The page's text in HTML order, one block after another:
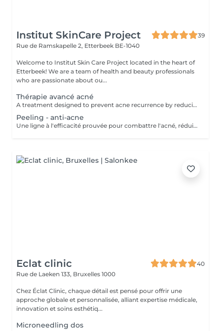
Institut SkinCare Project
39
Rue de Ramskapelle 2, Etterbeek BE-1040
Welcome to Institut Skin Care Project located in the heart of
Etterbeek! We are a team of health and beauty professionals
who are passionate about ou...
Thérapie avancé acné
A treatment designed to prevent acne recurrence by reducing the activity of the sebaceous glands and killing acne germs. It is a photosensitiser, suitable for multiple uses. It is a product based on methylaminolevulinate HCl, which acts and is activated by the power of red phototherapy. It can treat moderate to severe acne, actinic keratosis, rosacea and other skin blemishes. This treatment can be combined with plasma jet and microneedling.
Peeling - anti-acne
Une ligne à l'efficacité prouvée pour combattre l'acné, réduire l'inflammation, éliminer les excès de sébum et surtout pour purifier la peau.
Eclat clinic
40
Rue de Laeken 133, Bruxelles 1000
Chez Éclat Clinic, chaque détail est pensé pour offrir une
approche globale et personnalisée, alliant expertise médicale,
innovation et soins esthétiq...
Microneedling dos